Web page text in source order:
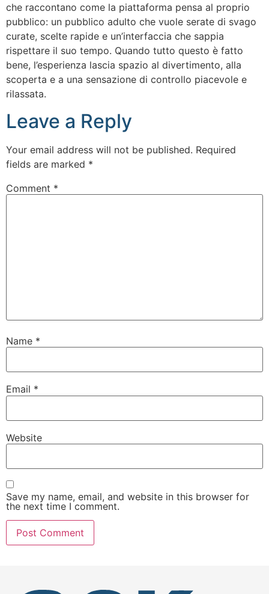
che raccontano come la piattaforma pensa al proprio
pubblico: un pubblico adulto che vuole serate di svago
curate, scelte rapide e un’interfaccia che sappia
rispettare il suo tempo. Quando tutto questo è fatto
bene, l’esperienza lascia spazio al divertimento, alla
scoperta e a una sensazione di controllo piacevole e
rilassata.
Leave a Reply
Your email address will not be published. Required
fields are marked *
Comment *
Name *
Email *
Website
Save my name, email, and website in this browser for
the next time I comment.